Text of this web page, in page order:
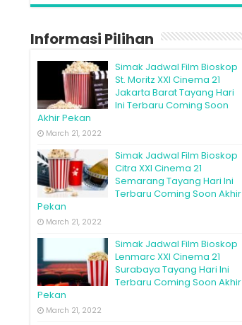
Informasi Pilihan
Simak Jadwal Film Bioskop
St. Moritz XXI Cinema 21
Jakarta Barat Tayang Hari
Ini Terbaru Coming Soon
Akhir Pekan
March 21, 2022
Simak Jadwal Film Bioskop
Citra XXI Cinema 21
Semarang Tayang Hari Ini
Terbaru Coming Soon Akhir
Pekan
March 21, 2022
Simak Jadwal Film Bioskop
Lenmarc XXI Cinema 21
Surabaya Tayang Hari Ini
Terbaru Coming Soon Akhir
Pekan
March 21, 2022